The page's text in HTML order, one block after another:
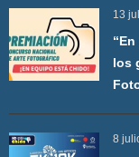
13
los
8